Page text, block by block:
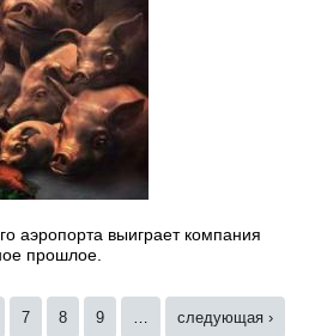
аэропорта выиграет компания
прошлое.
7 8 9 … следующая ›